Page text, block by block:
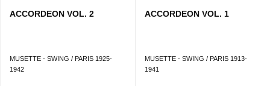
ACCORDEON VOL. 2
MUSETTE - SWING / PARIS 1925-
1942
ACCORDEON VOL. 1
MUSETTE - SWING / PARIS 1913-
1941